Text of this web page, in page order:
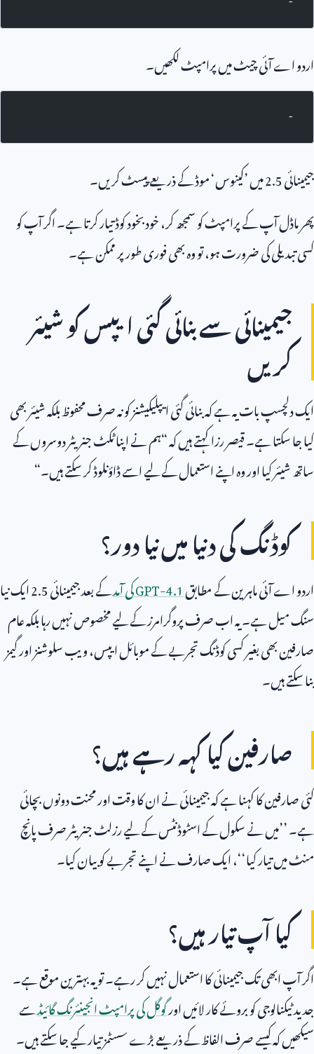
اردو اے آئی چیٹ میں پرامپٹ لکھیں۔
-
جیمینائی2.5میں ’کینوس‘ موڈ کے ذریعے پیسٹ کریں۔
پھر ماڈل آپ کے پرامپٹ کو سمجھ کر، خودبخود کوڈ تیار کرتا ہے۔ اگر آپ کو
کسی تبدیلی کی ضرورت ہو، تو وہ بھی فوری طور پر ممکن ہے۔
جیمینائی سے بنائی گئی ایپس کو شیئر
کریں
ایک دلچسپ بات یہ ہے کہ بنائی گئی ایپلیکیشنز کو نہ صرف محفوظ بلکہ شیئر بھی
کیا جا سکتا ہے۔ قیصر رزا کہتے ہیں کہ “ہم نے اپنا ٹکٹ جنریٹر دوسروں کے
ساتھ شیئر کیا اور وہ اپنے استعمال کے لیے اسے ڈاؤنلوڈ کر سکتے ہیں۔“
کوڈنگ کی دنیا میں نیا دور؟
اردو اے آئی ماہرین کے مطابقGPT-4.1کی آمدکے بعد جیمینائی2.5ایک نیا
سنگ میل ہے۔ یہ اب صرف پروگرامرز کے لیے مخصوص نہیں رہا بلکہ عام
صارفین بھی بغیر کسی کوڈنگ تجربے کے موبائل ایپس، ویب سلوشنز اور گیمز
بنا سکتے ہیں۔
صارفین کیا کہہ رہے ہیں؟
کئی صارفین کا کہنا ہے کہ جیمینائی نے ان کا وقت اور محنت دونوں بچائی
ہے۔ ’’میں نے سکول کے اسٹوڈنٹس کے لیے رزلٹ جنریٹر صرف پانچ
منٹ میں تیار کیا‘‘، ایک صارف نے اپنے تجربے کو بیان کیا۔
کیا آپ تیار ہیں؟
اگر آپ ابھی تک جیمینائی کا استعمال نہیں کر رہے۔ تو یہ بہترین موقع ہے۔
جدید ٹیکنالوجی کو بروئے کار لائیں اورگوگل کی پرامپٹ انجینئرنگ گائیڈسے
سیکھیں کہ کیسے صرف الفاظ کے ذریعے بڑے سسٹمز تیار کیے جا سکتے ہیں۔